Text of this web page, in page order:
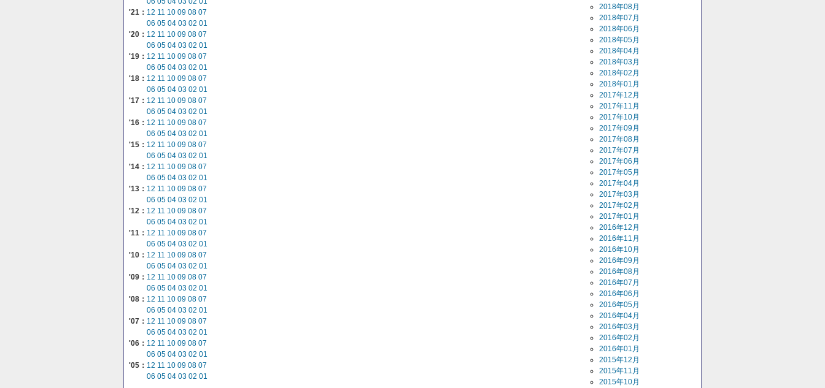
'21： 12 11 10 09 08 07
06 05 04 03 02 01
'20： 12 11 10 09 08 07
06 05 04 03 02 01
'19： 12 11 10 09 08 07
06 05 04 03 02 01
'18： 12 11 10 09 08 07
06 05 04 03 02 01
'17： 12 11 10 09 08 07
06 05 04 03 02 01
'16： 12 11 10 09 08 07
06 05 04 03 02 01
'15： 12 11 10 09 08 07
06 05 04 03 02 01
'14： 12 11 10 09 08 07
06 05 04 03 02 01
'13： 12 11 10 09 08 07
06 05 04 03 02 01
'12： 12 11 10 09 08 07
06 05 04 03 02 01
'11： 12 11 10 09 08 07
06 05 04 03 02 01
'10： 12 11 10 09 08 07
06 05 04 03 02 01
'09： 12 11 10 09 08 07
06 05 04 03 02 01
'08： 12 11 10 09 08 07
06 05 04 03 02 01
'07： 12 11 10 09 08 07
06 05 04 03 02 01
'06： 12 11 10 09 08 07
06 05 04 03 02 01
'05： 12 11 10 09 08 07
06 05 04 03 02 01
2018年08月
2018年07月
2018年06月
2018年05月
2018年04月
2018年03月
2018年02月
2018年01月
2017年12月
2017年11月
2017年10月
2017年09月
2017年08月
2017年07月
2017年06月
2017年05月
2017年04月
2017年03月
2017年02月
2017年01月
2016年12月
2016年11月
2016年10月
2016年09月
2016年08月
2016年07月
2016年06月
2016年05月
2016年04月
2016年03月
2016年02月
2016年01月
2015年12月
2015年11月
2015年10月